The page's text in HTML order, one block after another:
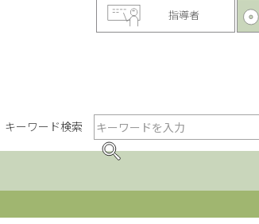
指導者
キーワード検索